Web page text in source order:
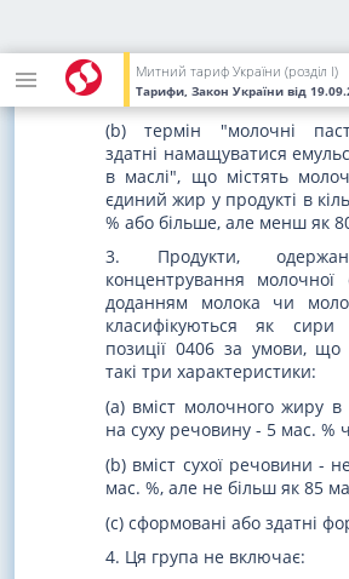
Митний тариф України (розділ I)
Тарифи, Закон України від
натрію, харчові
нейтралізувальні солі
культури молочнокислих
(b) термін "молочні
здатні намащуватися
в маслі", що містять
єдиний жир у продукті в
% або більше, але менш як
3. Продукти,
концентрування молочної
доданням молока чи
класифікуються як сири
позиції 0406 за умови,
такі три характеристики:
(a) вміст молочного жиру в
на суху речовину - 5 мас. %
(b) вміст сухої речовини -
мас. %, але не більш як 85
(c) сформовані або здатні
4. Ця група не включає: